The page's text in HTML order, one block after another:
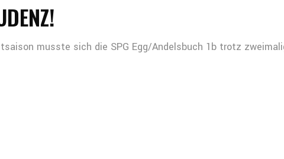
musste sich die SPG Egg/Andelsbuch 1b trotz